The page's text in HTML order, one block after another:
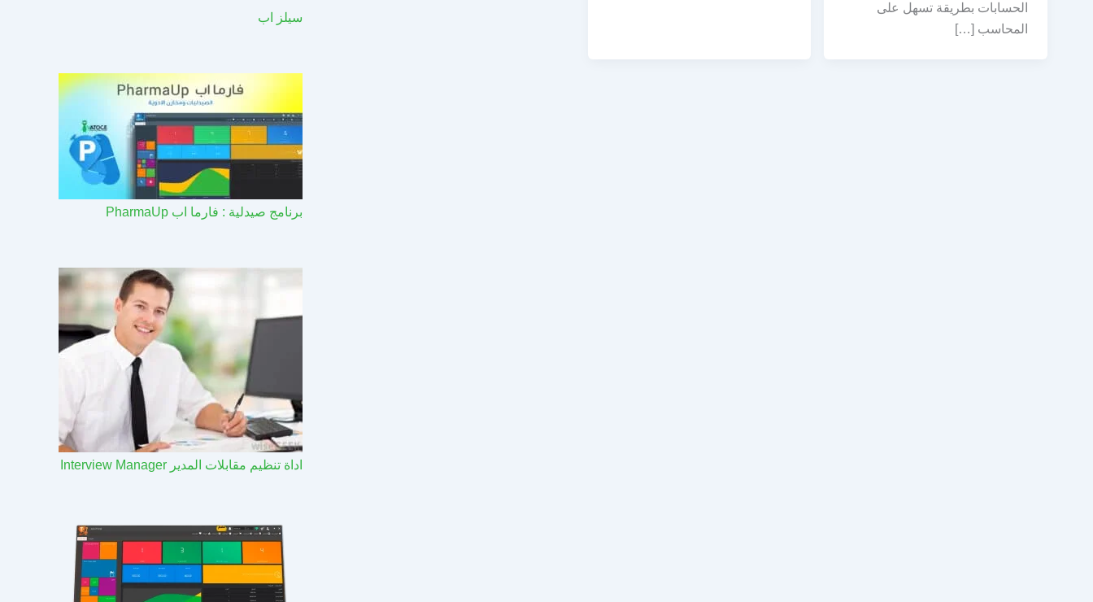
الحسابات بطريقة تسهل على
المحاسب […]
سيلز اب
برنامج صيدلية : فارما اب PharmaUp​
اداة تنظيم مقابلات المدير Interview Manager